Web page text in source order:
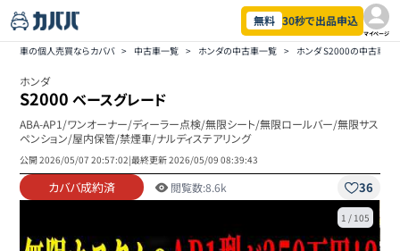
無料 30秒で出品申込
マイページ
車の個人売買ならカババ > 中古車一覧 > ホンダの中古車一覧 > ホンダ S2000の中古車一
ホンダ
S2000 ベースグレード
ABA-AP1/ワンオーナー/ディーラー点検/無限シート/無限ロールバー/無限サス
ペンション/屋内保管/禁煙車/ナルディステアリング
公開2026/05/07 20:57:02|最終更新2026/05/09 08:39:43
カババ成約済 閲覧数:8.6k 36
1 / 105